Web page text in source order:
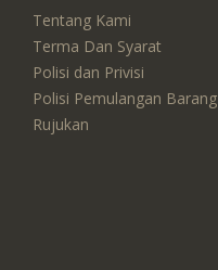
Tentang Kami
Terma Dan Syarat
Polisi dan Privisi
Polisi Pemulangan Barang
Rujukan